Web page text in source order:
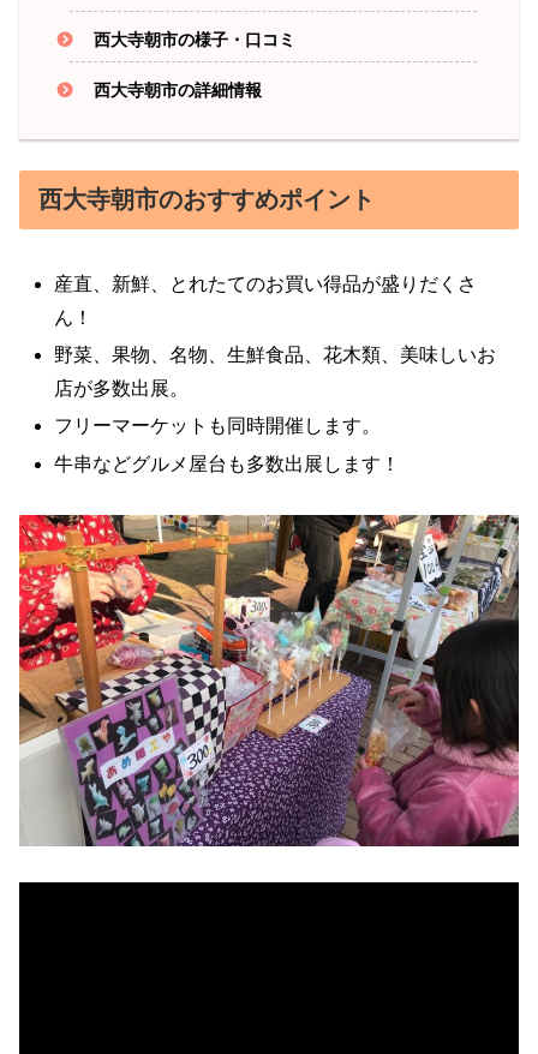
西大寺朝市の様子・口コミ
西大寺朝市の詳細情報
西大寺朝市のおすすめポイント
産直、新鮮、とれたてのお買い得品が盛りだくさ
ん！
野菜、果物、名物、生鮮食品、花木類、美味しいお
店が多数出展。
フリーマーケットも同時開催します。
牛串などグルメ屋台も多数出展します！